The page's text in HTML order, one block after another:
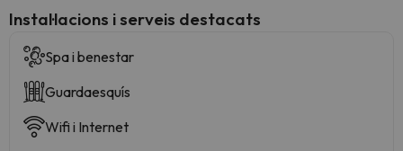
Instal·lacions i serveis destacats
Spa i benestar
Guardaesquís
Wifi i Internet